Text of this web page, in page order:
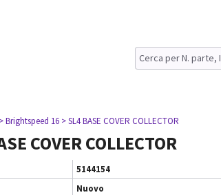
> Brightspeed 16 > SL4 BASE COVER COLLECTOR
COVER COLLECTOR
5144154
Nuovo